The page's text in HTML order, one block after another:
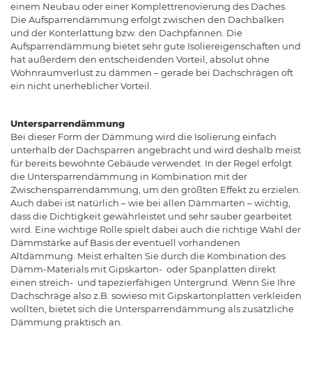
einem Neubau oder einer Komplettrenovierung des Daches.
Die Aufsparrendämmung erfolgt zwischen den Dachbalken
und der Konterlattung bzw. den Dachpfannen. Die
Aufsparrendämmung bietet sehr gute Isoliereigenschaften und
hat außerdem den entscheidenden Vorteil, absolut ohne
Wohnraumverlust zu dämmen – gerade bei Dachschrägen oft
ein nicht unerheblicher Vorteil.
Untersparrendämmung
Bei dieser Form der Dämmung wird die Isolierung einfach
unterhalb der Dachsparren angebracht und wird deshalb meist
für bereits bewohnte Gebäude verwendet. In der Regel erfolgt
die Untersparrendämmung in Kombination mit der
Zwischensparrendämmung, um den größten Effekt zu erzielen.
Auch dabei ist natürlich – wie bei allen Dämmarten – wichtig,
dass die Dichtigkeit gewährleistet und sehr sauber gearbeitet
wird. Eine wichtige Rolle spielt dabei auch die richtige Wahl der
Dämmstärke auf Basis der eventuell vorhandenen
Altdämmung. Meist erhalten Sie durch die Kombination des
Dämm-Materials mit Gipskarton- oder Spanplatten direkt
einen streich- und tapezierfähigen Untergrund. Wenn Sie Ihre
Dachschräge also z.B. sowieso mit Gipskartonplatten verkleiden
wollten, bietet sich die Untersparrendämmung als zusätzliche
Dämmung praktisch an.